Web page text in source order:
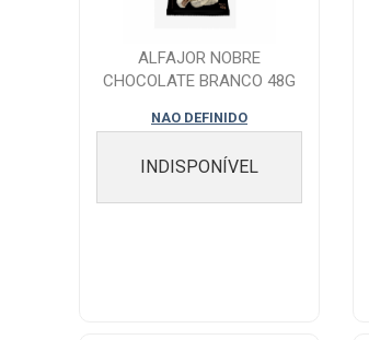
ALFAJOR NOBRE
CHOCOLATE BRANCO 48G
NAO DEFINIDO
INDISPONÍVEL